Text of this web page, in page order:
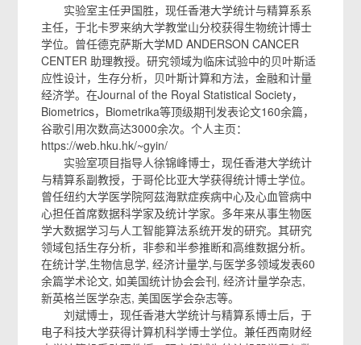
实验室主任尹国胜，现任香港大学统计与精算系系
主任，于北卡罗来纳大学教堂山分校获得生物统计博士
学位。曾任德克萨斯大学MD ANDERSON CANCER
CENTER 助理教授。研究领域为临床试验中的贝叶斯适
应性设计，生存分析，贝叶斯计算和方法，金融和计量
经济学。在Journal of the Royal Statistical Society，
Biometrics，Biometrika等顶级期刊发表论文160余篇，
谷歌引用次数高达3000余次。个人主页：
https://web.hku.hk/~gyin/
实验室项目指导人徐锦峰博士，现任香港大学统计
与精算系副教授，于哥伦比亚大学获得统计博士学位。
曾任纽约大学医学院阿茲海默症疾病中心及心血管病中
心担任首席数据科学家及统计学家。多年来从事生物医
学大数据学习与人工智能算法系统开发的研究。其研究
领域包括生存分析，非参和半参推断和高维数据分析。
在统计学,生物信息学, 经济计量学,与医学多领域发表60
余篇学术论文, 如美国统计协会会刊, 经济计量学杂志,
新英格兰医学杂志, 美国医学会杂志等。
刘斌博士，现任香港大学统计与精算系博士后，于
电子科技大学获得计算机科学博士学位。兼任西南财经